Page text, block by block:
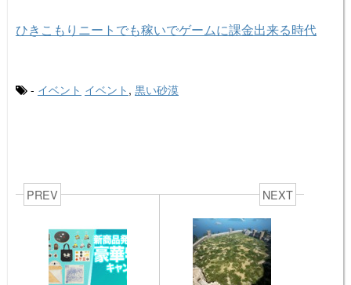
ひきこもりニートでも稼いでゲームに課金出来る時代
- イベント イベント , 黒い砂漠
PREV NEXT